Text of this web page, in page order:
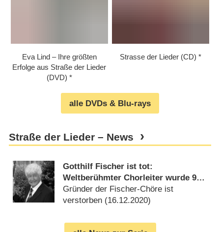
Eva Lind – Ihre größten
Erfolge aus Straße der Lieder
(DVD)
Strasse der Lieder (CD)
alle DVDs & Blu-rays
Straße der Lieder – News
Gotthilf Fischer ist tot:
Weltberühmter Chorleiter wurde 92
Jahre alt
Gründer der Fischer-Chöre ist
verstorben (16.12.2020)